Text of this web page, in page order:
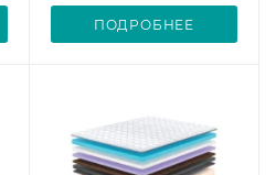
ПОДРОБНЕЕ